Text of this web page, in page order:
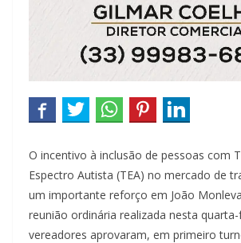
O incentivo à inclusão de pessoas com
Espectro Autista (TEA) no mercado de
um importante reforço em João
reunião ordinária realizada nesta
vereadores aprovaram, em primeiro